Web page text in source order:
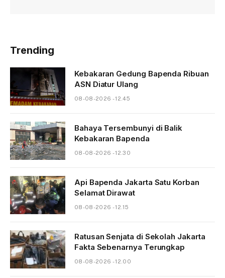
Trending
Kebakaran Gedung Bapenda Ribuan
ASN Diatur Ulang
08-08-2026 - 12.45
Bahaya Tersembunyi di Balik
Kebakaran Bapenda
08-08-2026 - 12.30
Api Bapenda Jakarta Satu Korban
Selamat Dirawat
08-08-2026 - 12.15
Ratusan Senjata di Sekolah Jakarta
Fakta Sebenarnya Terungkap
08-08-2026 - 12.00